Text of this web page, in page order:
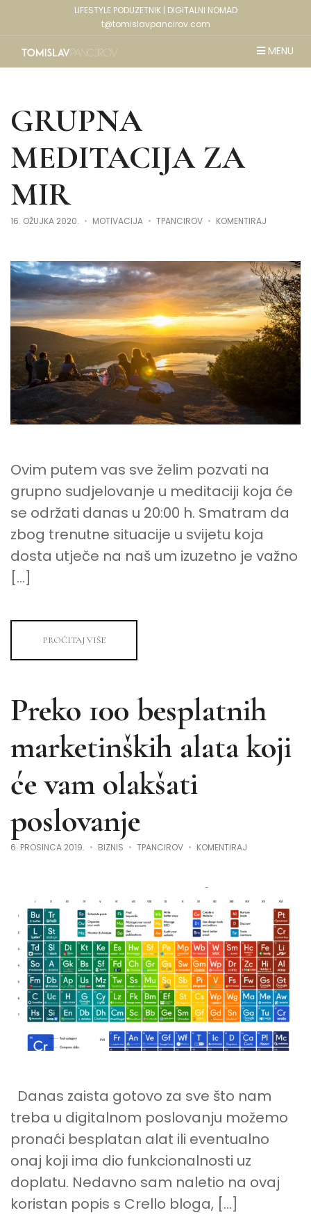
LIFESTYLE PODUZETNIK | DIGITALNI NOMAD
t@tomislavpancirov.com
MENU
GRUPNA
MEDITACIJA ZA
MIR
16. OŽUJKA 2020. MOTIVACIJA TPANCIROV KOMENTIRAJ
MIR
Ovim putem vas sve želim pozvati na
grupno sudjelovanje u meditaciji koja će
se održati danas u 20:00 h. Smatram da
zbog trenutne situacije u svijetu koja
dosta utječe na naš um izuzetno je važno
[…]
PROČITAJ VIŠE
Preko 100 besplatnih
marketinških alata koji
će vam olakšati
poslovanje
6. PROSINCA 2019. BIZNIS TPANCIROV KOMENTIRAJ
KOJI
ĆE
VAM
OLAKŠATI
POSLOVANJE
Danas zaista gotovo za sve što nam
treba u digitalnom poslovanju možemo
pronaći besplatan alat ili eventualno
onaj koji ima dio funkcionalnosti uz
doplatu. Nedavno sam naletio na ovaj
koristan popis s Crello bloga, […]